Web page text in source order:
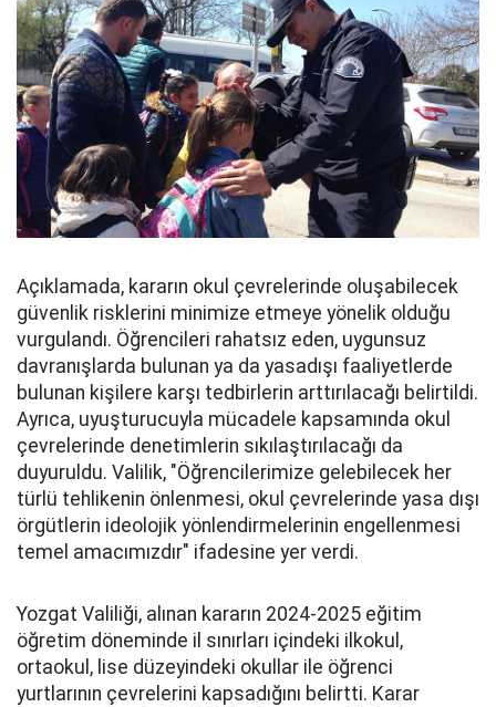
Açıklamada, kararın okul çevrelerinde oluşabilecek
güvenlik risklerini minimize etmeye yönelik olduğu
vurgulandı. Öğrencileri rahatsız eden, uygunsuz
davranışlarda bulunan ya da yasadışı faaliyetlerde
bulunan kişilere karşı tedbirlerin arttırılacağı belirtildi.
Ayrıca, uyuşturucuyla mücadele kapsamında okul
çevrelerinde denetimlerin sıkılaştırılacağı da
duyuruldu. Valilik, "Öğrencilerimize gelebilecek her
türlü tehlikenin önlenmesi, okul çevrelerinde yasa dışı
örgütlerin ideolojik yönlendirmelerinin engellenmesi
temel amacımızdır" ifadesine yer verdi.
Yozgat Valiliği, alınan kararın 2024-2025 eğitim
öğretim döneminde il sınırları içindeki ilkokul,
ortaokul, lise düzeyindeki okullar ile öğrenci
yurtlarının çevrelerini kapsadığını belirtti. Karar